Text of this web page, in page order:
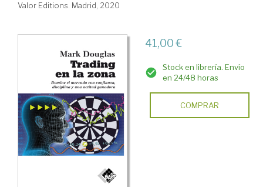
Valor Editions. Madrid, 2020
41,00 €
Stock en librería. Envío
en 24/48 horas
COMPRAR